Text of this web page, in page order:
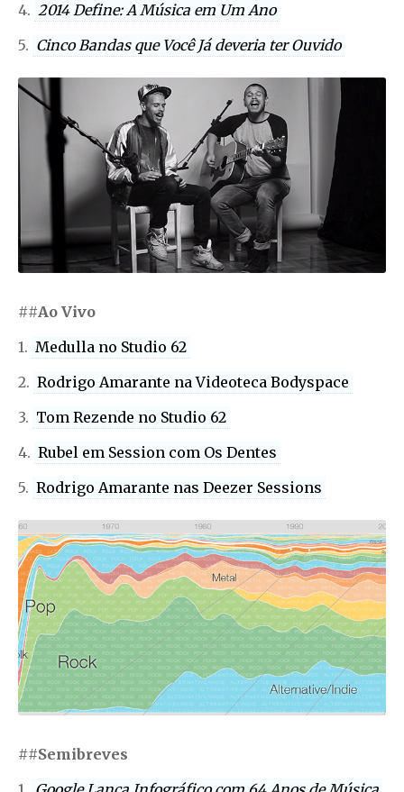
4. 2014 Define: A Música em Um Ano
5. Cinco Bandas que Você Já deveria ter Ouvido
##Ao Vivo
1. Medulla no Studio 62
2. Rodrigo Amarante na Videoteca Bodyspace
3. Tom Rezende no Studio 62
4. Rubel em Session com Os Dentes
5. Rodrigo Amarante nas Deezer Sessions
##Semibreves